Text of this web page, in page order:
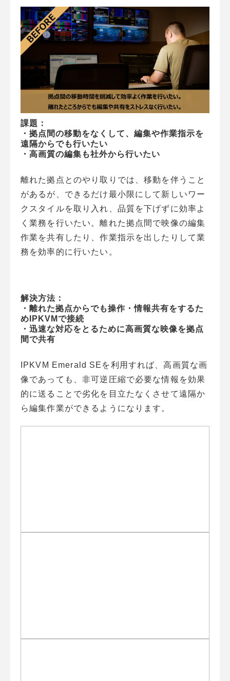
課題：
・拠点間の移動をなくして、編集や作業指示を
遠隔からでも行いたい
・高画質の編集も社外から行いたい
離れた拠点とのやり取りでは、移動を伴うこと
があるが、できるだけ最小限にして新しいワー
クスタイルを取り入れ、品質を下げずに効率よ
く業務を行いたい。離れた拠点間で映像の編集
作業を共有したり、作業指示を出したりして業
務を効率的に行いたい。
解決方法：
・離れた拠点からでも操作・情報共有をするた
めIPKVMで接続
・迅速な対応をとるために高画質な映像を拠点
間で共有
IPKVM Emerald SEを利用すれば、高画質な画
像であっても、非可逆圧縮で必要な情報を効果
的に送ることで劣化を目立たなくさせて遠隔か
ら編集作業ができるようになります。